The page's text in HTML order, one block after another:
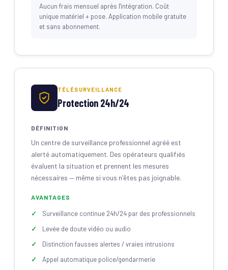
Aucun frais mensuel après l'intégration. Coût
unique matériel + pose. Application mobile gratuite
et sans abonnement.
TÉLÉSURVEILLANCE
Protection 24h/24
DÉFINITION
Un centre de surveillance professionnel agréé est
alerté automatiquement. Des opérateurs qualifiés
évaluent la situation et prennent les mesures
nécessaires — même si vous n'êtes pas joignable.
AVANTAGES
Surveillance continue 24h/24 par des professionnels
Levée de doute vidéo ou audio
Distinction fausses alertes / vraies intrusions
Appel automatique police/gendarmerie